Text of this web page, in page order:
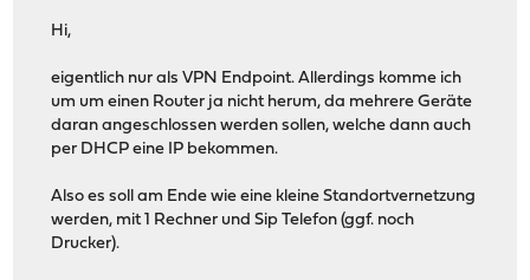
Hi,
eigentlich nur als VPN Endpoint. Allerdings komme ich
um um einen Router ja nicht herum, da mehrere Geräte
daran angeschlossen werden sollen, welche dann auch
per DHCP eine IP bekommen.
Also es soll am Ende wie eine kleine Standortvernetzung
werden, mit 1 Rechner und Sip Telefon (ggf. noch
Drucker).